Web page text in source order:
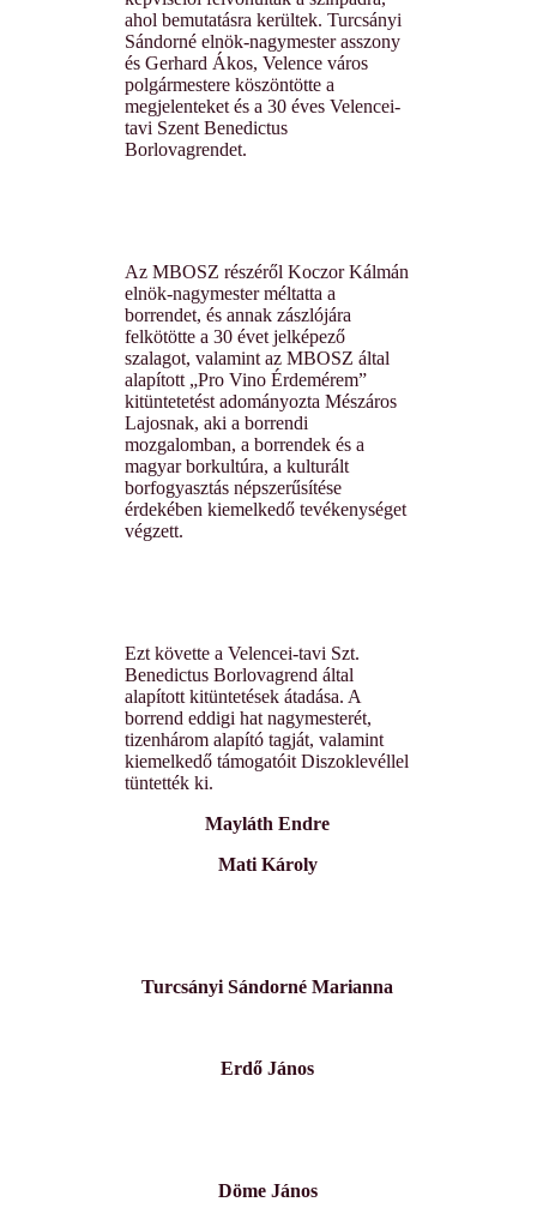
ahol bemutatásra kerültek. Turcsányi
Sándorné elnök-nagymester asszony
és Gerhard Ákos, Velence város
polgármestere köszöntötte a
megjelenteket és a 30 éves Velencei-
tavi Szent Benedictus
Borlovagrendet.
Az MBOSZ részéről Koczor Kálmán
elnök-nagymester méltatta a
borrendet, és annak zászlójára
felkötötte a 30 évet jelképező
szalagot, valamint az MBOSZ által
alapított „Pro Vino Érdemérem”
kitüntetetést adományozta Mészáros
Lajosnak, aki a borrendi
mozgalomban, a borrendek és a
magyar borkultúra, a kulturált
borfogyasztás népszerűsítése
érdekében kiemelkedő tevékenységet
végzett.
Ezt követte a Velencei-tavi Szt.
Benedictus Borlovagrend által
alapított kitüntetések átadása. A
borrend eddigi hat nagymesterét,
tizenhárom alapító tagját, valamint
kiemelkedő támogatóit Diszoklevéllel
tüntették ki.
Mayláth Endre
Mati Károly
Turcsányi Sándorné Marianna
Erdő János
Döme János